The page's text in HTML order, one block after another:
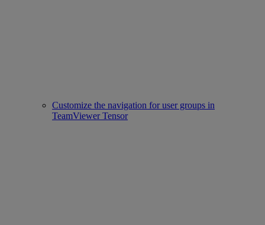
Customize the navigation for user groups in
TeamViewer Tensor